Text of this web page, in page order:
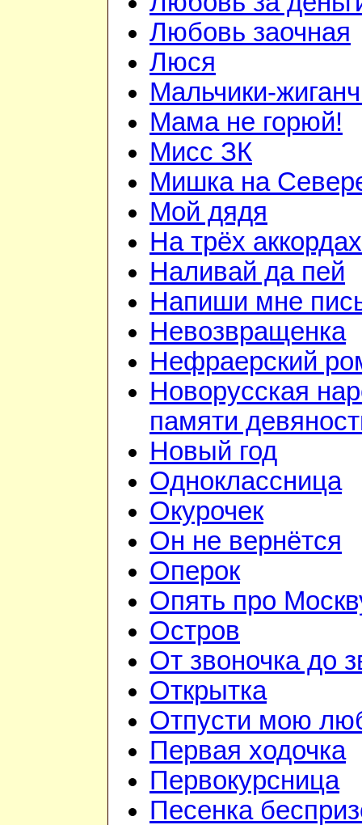
Любовь заочная
Люся
Мальчики-
Мама не горюй!
Мисс ЗК
Мишка на
Мой дядя
На трёх аккордах
Наливай да пей
Напиши мне
Невозвращенка
Нефраерский
Новорусская
памяти
Новый год
Одноклассница
Окурочек
Он не вернётся
Оперок
Опять про
Остров
От звоночка до
Открытка
Отпусти мою
Первая ходочка
Первокурсница
Песенка